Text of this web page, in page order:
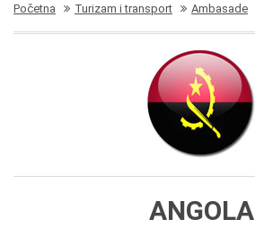
Početna Turizam i transport Ambasade
ANGOLA